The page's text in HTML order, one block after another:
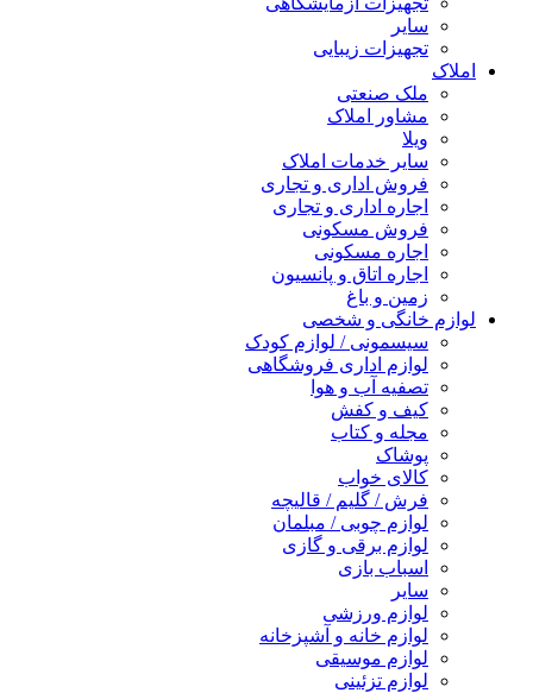
سایر
تجهیزات زیبایی
املاک
ملک صنعتی
مشاور املاک
ویلا
سایر خدمات املاک
فروش اداری و تجاری
اجاره اداری و تجاری
فروش مسکونی
اجاره مسکونی
اجاره اتاق و پانسیون
زمین و باغ
لوازم خانگی و شخصی
سیسمونی / لوازم کودک
لوازم اداری فروشگاهی
تصفیه آب و هوا
کیف و کفش
مجله و کتاب
پوشاک
کالای خواب
فرش / گلیم / قالیچه
لوازم چوبی / مبلمان
لوازم برقی و گازی
اسباب بازی
سایر
لوازم ورزشی
لوازم خانه و آشپزخانه
لوازم موسیقی
لوازم تزئینی